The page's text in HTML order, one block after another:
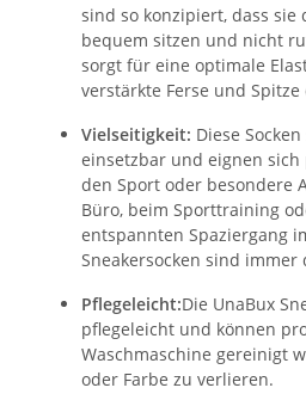
sind so konzipiert, dass sie
bequem sitzen und nicht
sorgt für eine optimale
verstärkte Ferse und
Vielseitigkeit: Diese
einsetzbar und eignen
den Sport oder besondere
Büro, beim Sporttraining
entspannten Spaziergang
Sneakersocken sind immer
Pflegeleicht:Die UnaBux
pflegeleicht und können
Waschmaschine gereinigt
oder Farbe zu verlieren.